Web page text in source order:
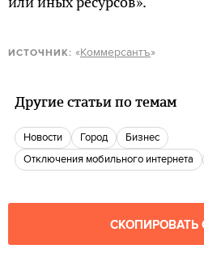
ИСТОЧНИК: «Коммерсантъ»
Другие статьи по темам
новости город
бизнес
отключения мобильного интернета
СКОПИРОВАТЬ